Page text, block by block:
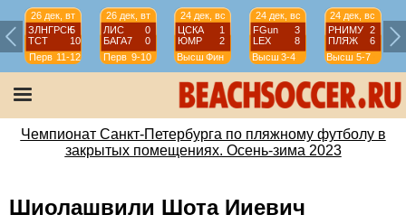
26 дек, вт
ЗЛНГРСК5
ТСТ
10
Перв 11-12
26 дек, вт
ЛИС
0
БАГА7
0
Перв 9-10
24 дек, вс
ЦСКА
1
ЮМР
2
Высш Фин
24 дек, вс
FGun
3
LEX
8
Высш 3-4
24 дек, вс
РНИМУ
2
ПЛЯЖ
6
Высш 5-7
Чемпионат Санкт-Петербурга по пляжному футболу в
закрытых помещениях. Осень-зима 2023
Шиолашвили Шота Ииевич